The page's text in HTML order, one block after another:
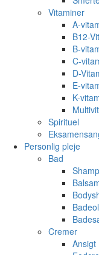
Vitaminer
A-
B12-
B-
C-
D-
E-
K-
Spirituel
Personlig pleje
Bad
Cremer
Ansigt